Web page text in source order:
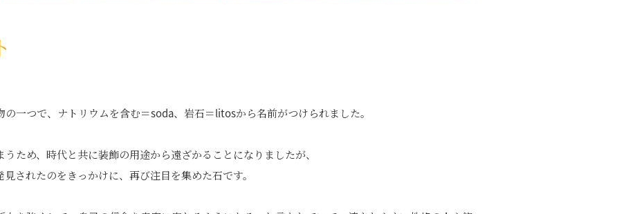
一つで、ナトリウムを含む＝soda、岩石＝litosから名前がつけられました。
ため、時代と共に装飾の用途から遠ざかることになりましたが、
されたのをきっかけに、再び注目を集めた石です。